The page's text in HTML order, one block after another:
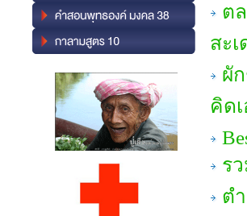
ต
สะเ
ผั
คิดเ
ร
ต